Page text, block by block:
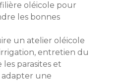
oléicole pour
les bonnes
un atelier oléicole
entretien du
les parasites et
adapter une